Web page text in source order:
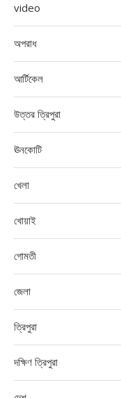
video
অপরাধ
আর্টিকেল
উত্তর ত্রিপুরা
ঊনকোটি
খেলা
খোয়াই
গোমতী
জেলা
ত্রিপুরা
দক্ষিণ ত্রিপুরা